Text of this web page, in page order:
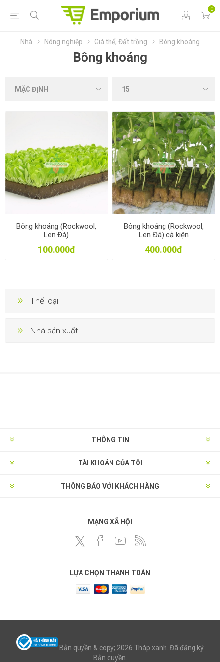
0
Nhà Nông nghiệp Giá thể, Đất trồng Bông khoáng
Bông khoáng
Bông khoáng (Rockwool,
Len Đá)
100.000đ
Bông khoáng (Rockwool,
Len Đá) cả kiện
400.000đ
Thể loại
Nhà sản xuất
THÔNG TIN
TÀI KHOẢN CỦA TÔI
THÔNG BÁO VỚI KHÁCH HÀNG
MẠNG XÃ HỘI
LỰA CHỌN THANH TOÁN
Bản quyền & copy; 2026 Tháp xanh. Đã đăng ký
Bản quyền.